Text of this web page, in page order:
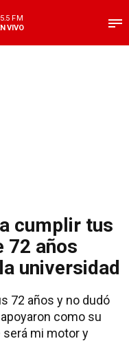
FM
VIVO
cumplir tus
72 años
universidad
72 años y no dudó
como su
será mi motor y